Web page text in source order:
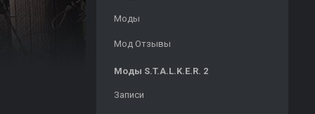
Моды
Мод Отзывы
Моды S.T.A.L.K.E.R. 2
Записи